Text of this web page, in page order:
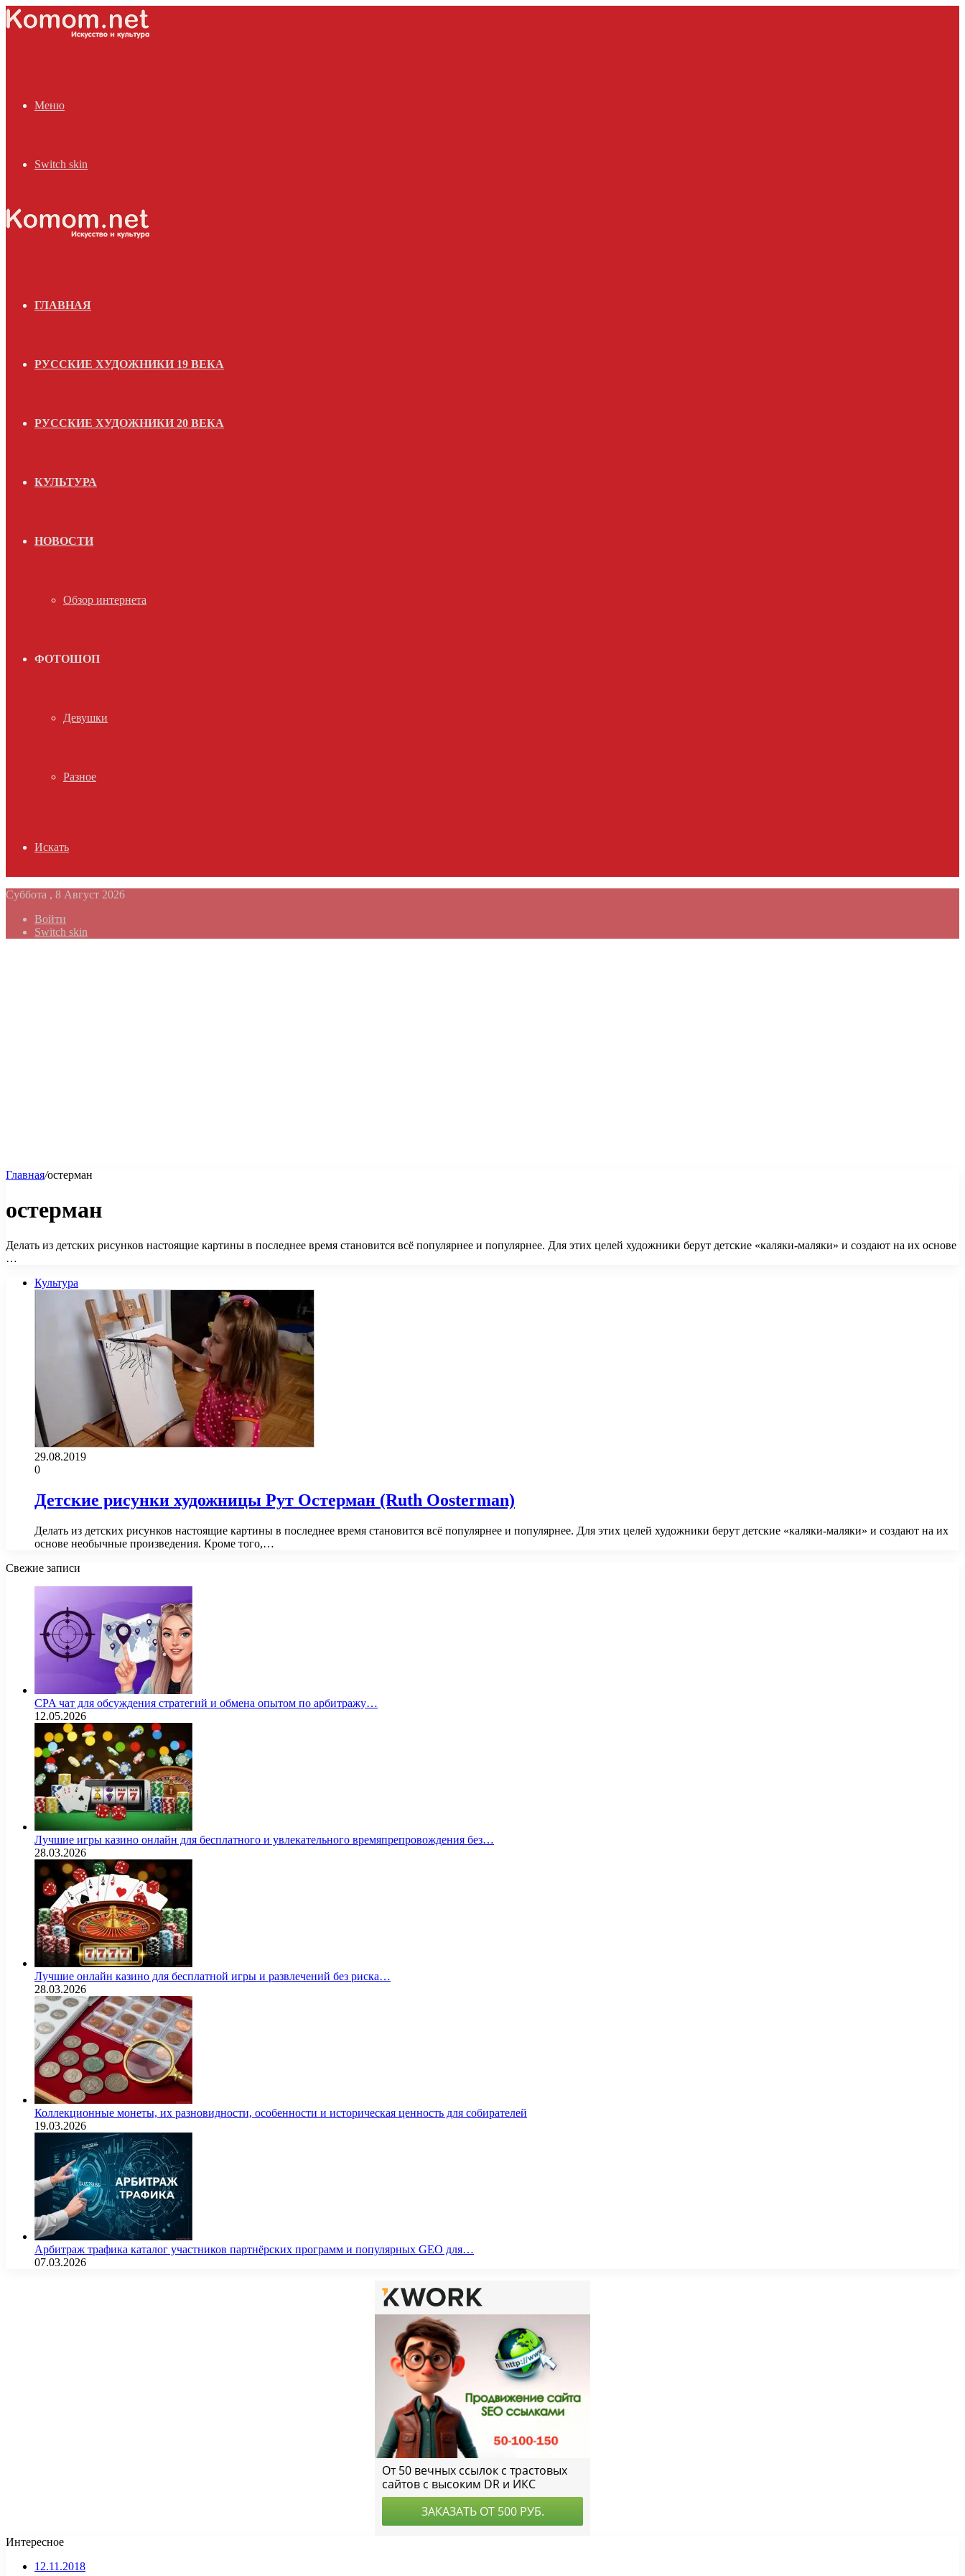
Меню
Switch skin
ГЛАВНАЯ
РУССКИЕ ХУДОЖНИКИ 19 ВЕКА
РУССКИЕ ХУДОЖНИКИ 20 ВЕКА
КУЛЬТУРА
НОВОСТИ
Обзор интернета
ФОТОШОП
Девушки
Разное
Искать
Суббота , 8 Август 2026
Войти
Switch skin
Главная/остерман
остерман
Делать из детских рисунков настоящие картины в последнее время становится всё популярнее и популярнее. Для этих целей художники берут детские «каляки-маляки» и создают на их основе
…
Культура
29.08.2019
0
Детские рисунки художницы Рут Остерман (Ruth Oosterman)
Делать из детских рисунков настоящие картины в последнее время становится всё популярнее и популярнее. Для этих целей художники берут детские «каляки-маляки» и создают на их
основе необычные произведения. Кроме того,…
Свежие записи
CPA чат для обсуждения стратегий и обмена опытом по арбитражу…
12.05.2026
Лучшие игры казино онлайн для бесплатного и увлекательного времяпрепровождения без…
28.03.2026
Лучшие онлайн казино для бесплатной игры и развлечений без риска…
28.03.2026
Коллекционные монеты, их разновидности, особенности и историческая ценность для собирателей
19.03.2026
Арбитраж трафика каталог участников партнёрских программ и популярных GEO для…
07.03.2026
Интересное
12.11.2018